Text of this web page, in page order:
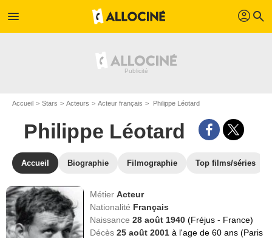
menu profil search
Accueil Stars Acteurs Acteur français Philippe Léotard
Philippe Léotard
Accueil Biographie Filmographie Top films/séries
MétierActeur
Nationalité Français
Naissance28 août 1940(Fréjus - France)
Décès25 août 2001à l'age de 60 ans (Paris